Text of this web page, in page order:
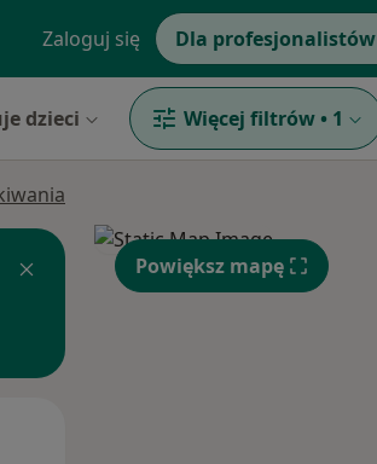
Zaloguj się Dla profesjonalistów
dzieci Więcej filtrów • 1
Powiększ mapę